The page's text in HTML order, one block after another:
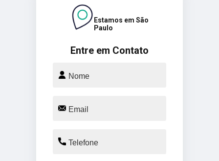
Entre em Contato
Estamos em São
Paulo